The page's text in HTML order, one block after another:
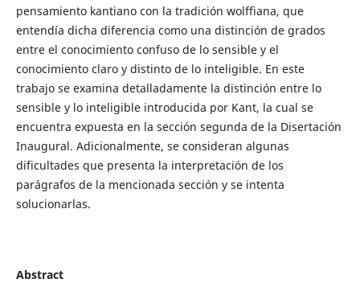
pensamiento kantiano con la tradición wolffiana, que
entendía dicha diferencia como una distinción de grados
entre el conocimiento confuso de lo sensible y el
conocimiento claro y distinto de lo inteligible. En este
trabajo se examina detalladamente la distinción entre lo
sensible y lo inteligible introducida por Kant, la cual se
encuentra expuesta en la sección segunda de la Disertación
Inaugural. Adicionalmente, se consideran algunas
dificultades que presenta la interpretación de los
parágrafos de la mencionada sección y se intenta
solucionarlas.
Abstract